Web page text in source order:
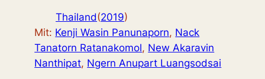
Thailand(2019)
Mit: Kenji Wasin Panunaporn, Nack
Tanatorn Ratanakomol, New Akaravin
Nanthipat, Ngern Anupart Luangsodsai